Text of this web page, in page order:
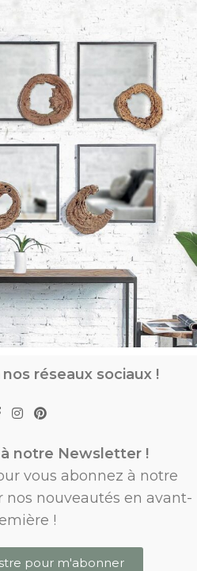
réseaux sociaux !
notre Newsletter !
vous abonnez à notre
nouveautés en avant-
!
pour m'abonner